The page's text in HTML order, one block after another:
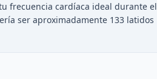
frecuencia cardíaca ideal durante el
ser aproximadamente 133 latidos